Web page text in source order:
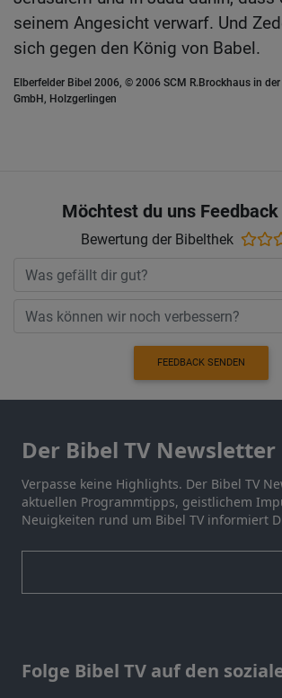
seinem Angesicht verwarf. Und
sich gegen den König von Babel.
Elberfelder Bibel 2006, © 2006 SCM R.Brockhaus in
GmbH, Holzgerlingen
Möchtest du uns Feedback
Bewertung der Bibelthek
FEEDBACK SENDEN
Der Bibel TV Newsletter
Verpasse keine Highlights. Der Bibel TV
aktuellen Programmtipps, geistlichem
Neuigkeiten rund um Bibel TV informiert
Folge Bibel TV auf den